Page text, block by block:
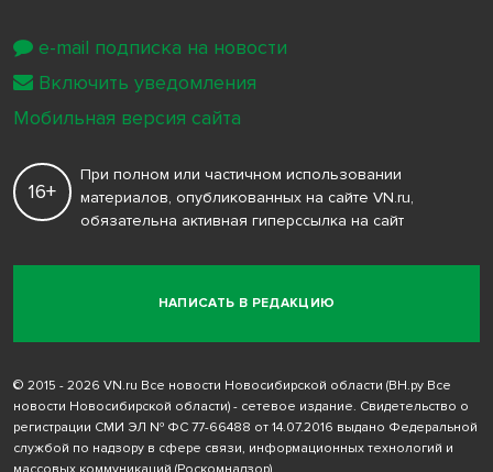
НАПИСАТЬ В РЕДАКЦИЮ
16+
При полном или частичном использовании
материалов, опубликованных на сайте VN.ru,
обязательна активная гиперссылка на сайт
© 2015 - 2026 VN.ru Все новости Новосибирской области (ВН.ру Все
новости Новосибирской области) - сетевое издание. Свидетельство о
регистрации СМИ ЭЛ № ФС 77-66488 от 14.07.2016 выдано Федеральной
службой по надзору в сфере связи, информационных технологий и
e-mail подписка на новости
Включить уведомления
Мобильная версия сайта